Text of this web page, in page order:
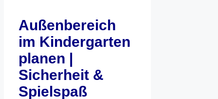
Außenbereich
im Kindergarten
planen |
Sicherheit &
Spielspaß